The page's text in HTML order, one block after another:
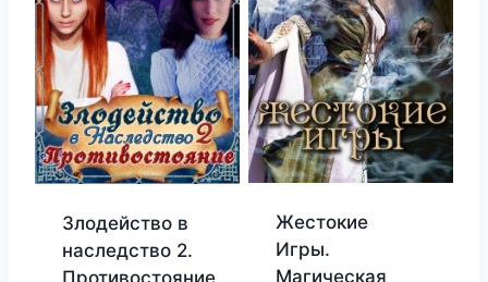
Злодейство в
наследство 2.
Жестокие
Игры.
Магическая